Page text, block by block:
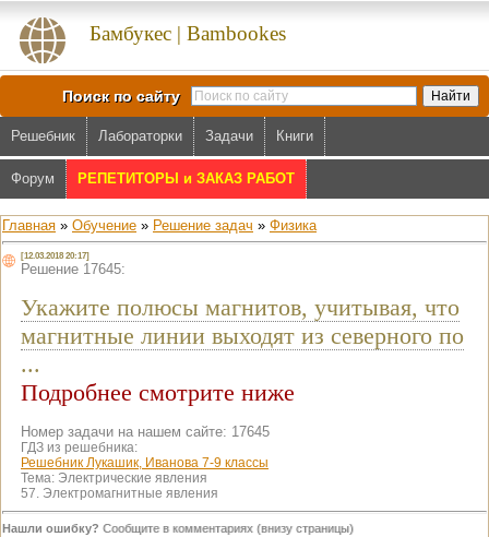
Бамбукес | Bambookes
Поиск по сайту
Решебник Лабораторки Задачи Книги
Форум РЕПЕТИТОРЫ и ЗАКАЗ РАБОТ
Главная » Обучение » Решение задач » Физика
[12.03.2018 20:17]
Решение 17645:
Укажите полюсы магнитов, учитывая, что
магнитные линии выходят из северного по
...
Подробнее смотрите ниже
Номер задачи на нашем сайте: 17645
ГДЗ из решебника:
Решебник Лукашик, Иванова 7-9 классы
Тема: Электрические явления
57. Электромагнитные явления
Нашли ошибку? Сообщите в комментариях (внизу страницы)